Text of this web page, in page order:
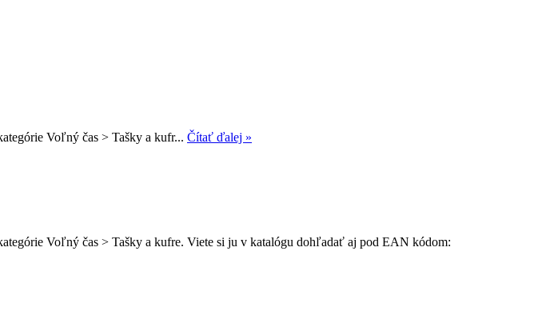
Voľný čas > Tašky a kufr... Čítať ďalej »
Voľný čas > Tašky a kufre. Viete si ju v katalógu dohľadať aj pod EAN kódom: